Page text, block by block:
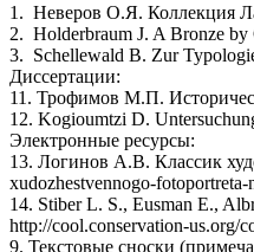
1. Неверов О.Я. Коллекция
2. Holderbraum J. A Bronze by
3. Schellewald B. Zur
Диссертации:
11. Трофимов М.П.
12. Kogioumtzi D.
Электронные ресурсы:
13. Логинов А.В. Классик
xudozhestvennogo-
14. Stiber L. S., Eusman E.,
http://cool.conservation-us.org/
9. Текстовые сноски